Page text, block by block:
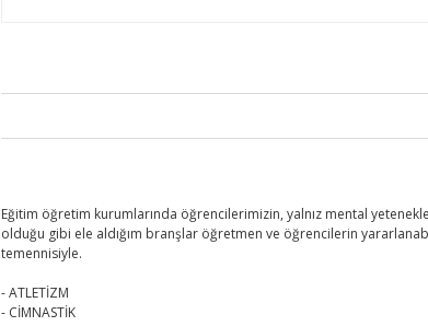
Eğitim öğretim kurumlarında öğrencilerimizin, yalnız mental
olduğu gibi ele aldığım branşlar öğretmen ve öğrencilerin
temennisiyle.
- ATLETİZM
- CİMNASTİK